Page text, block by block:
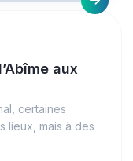
aux
certaines
lieux, mais à des